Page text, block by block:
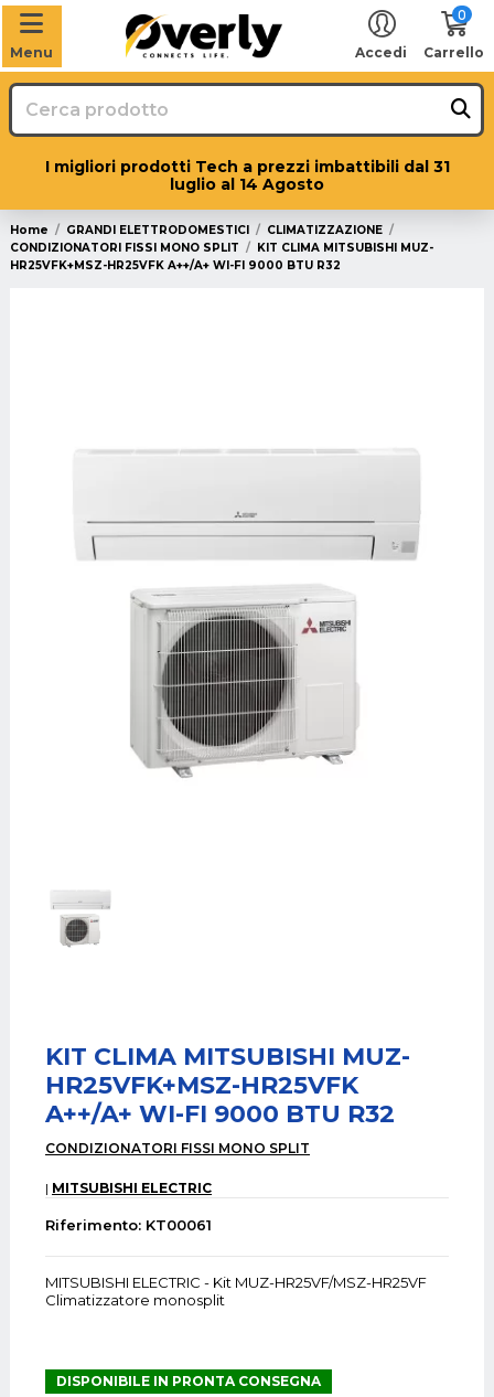
Menu Accedi
0
Carrello
I migliori prodotti Tech a prezzi imbattibili dal 31
luglio al 14 Agosto
Home GRANDI ELETTRODOMESTICI
CLIMATIZZAZIONE
CONDIZIONATORI FISSI MONO SPLIT
KIT CLIMA MITSUBISHI MUZ-
HR25VFK+MSZ-HR25VFK A++/A+ WI-FI 9000 BTU R32
KIT CLIMA MITSUBISHI MUZ-
HR25VFK+MSZ-HR25VFK
A++/A+ WI-FI 9000 BTU R32
CONDIZIONATORI FISSI MONO SPLIT
MITSUBISHI ELECTRIC
Riferimento: KT00061
MITSUBISHI ELECTRIC - Kit MUZ-HR25VF/MSZ-HR25VF
Climatizzatore monosplit
DISPONIBILE IN PRONTA CONSEGNA